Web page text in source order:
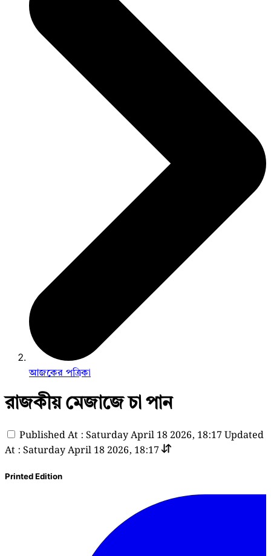
আজকের পত্রিকা
রাজকীয় মেজাজে চা পান
Published At : Saturday April 18 2026, 18:17 Updated
At : Saturday April 18 2026, 18:17
Printed Edition